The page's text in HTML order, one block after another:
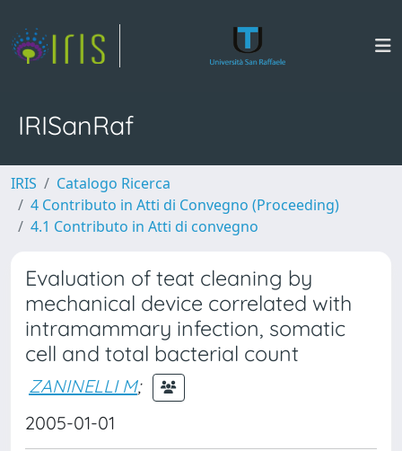
IRISanRaf
IRIS
Catalogo Ricerca
4 Contributo in Atti di Convegno (Proceeding)
4.1 Contributo in Atti di convegno
Evaluation of teat cleaning by
mechanical device correlated with
intramammary infection, somatic
cell and total bacterial count
ZANINELLI M;
2005-01-01